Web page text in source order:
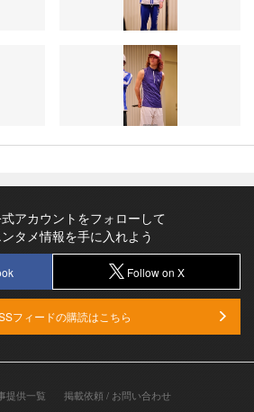
アカウントをフォローして
タメ情報を手に入れよう
Follow on X
フィードの購読はこちら
提供一覧 掲載依頼 / お問い合わせ